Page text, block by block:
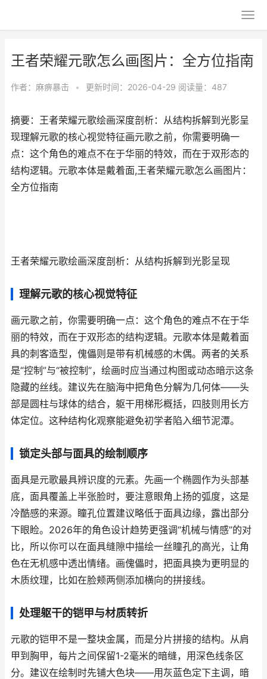
王者荣耀元歌怎么画图片：全方位指南
作者： 麻痹暴击 • 更新时间：2026-04-29 阅读量：487
摘要：王者荣耀元歌绘画深度剖析：从结构拆解到光影呈
现理解元歌的核心视觉特征画元歌之前，你需要明确一
点：这个角色的难点不在于华丽的特效，而在于双形态的
结构逻辑。元歌本体是戴着面,王者荣耀元歌怎么画图片：
全方位指南
王者荣耀元歌绘画深度剖析：从结构拆解到光影呈现
理解元歌的核心视觉特征
画元歌之前，你需要明确一点：这个角色的难点不在于华
丽的特效，而在于双形态的结构逻辑。元歌本体是戴着面
具的刺客造型，傀儡则是带有机械感的木偶。两者的关系
是“控制”与“被控制”，绘画时应当通过构图或动态暗示这条
隐藏的丝线。建议先在脑海中把角色分解为几何体——头
部是圆柱与球体的结合，躯干用梯形概括，四肢则用长方
体定位。这种结构化观察能避免初学者陷入细节泥潭。
锁定头部与面具的绘制顺序
面具是元歌最具辨识度的元素。先画一个椭圆作为头部基
底，面具覆盖上半张脸时，要注意眼角上扬的弧度，这是
冷酷感的来源。瞳孔位置建议略低于面具边缘，露出部分
下眼睑。2026年的角色设计趋势更强调“机械与情感”的对
比，所以你可以在面具缝隙中描绘一丝瞳孔的高光，让角
色在无机感中透出情绪。画傀儡时，把面具换为更明显的
木质纹理，比如在脸颊两侧添加横向的拼接线。
处理躯干的铠甲与材质转折
元歌的铠甲不是一整块金属，而是分片拼接的结构。从肩
甲到胸甲，每片之间保留1-2毫米的暗缝，用深色线条区
分。建议在绘制时先铺大色块——用灰蓝色定下主调，暗